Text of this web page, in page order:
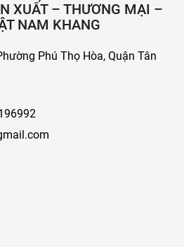
XUẤT – THƯƠNG MẠI –
NAM KHANG
Phú Thọ Hòa, Quận Tân